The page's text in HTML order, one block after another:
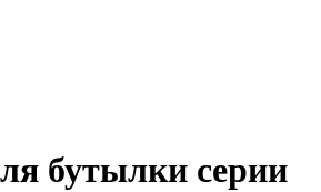
бутылки серии